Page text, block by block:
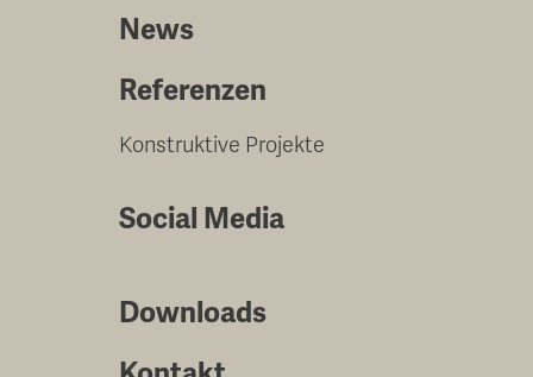
News
Referenzen
Konstruktive Projekte
Social Media
Downloads